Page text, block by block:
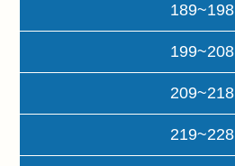
189~198
199~208
209~218
219~228